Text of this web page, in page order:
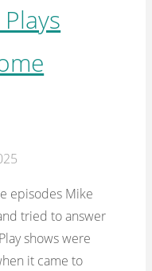
episodes Mike
tried to answer
shows were
it came to